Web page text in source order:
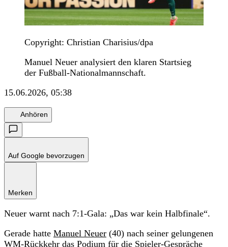
Copyright: Christian Charisius/dpa
Manuel Neuer analysiert den klaren Startsieg
der Fußball-Nationalmannschaft.
15.06.2026, 05:38
Anhören
Auf Google bevorzugen
Merken
Neuer warnt nach 7:1-Gala: „Das war kein Halbfinale“.
Gerade hatte Manuel Neuer (40) nach seiner gelungenen
WM-Rückkehr das Podium für die Spieler-Gespräche